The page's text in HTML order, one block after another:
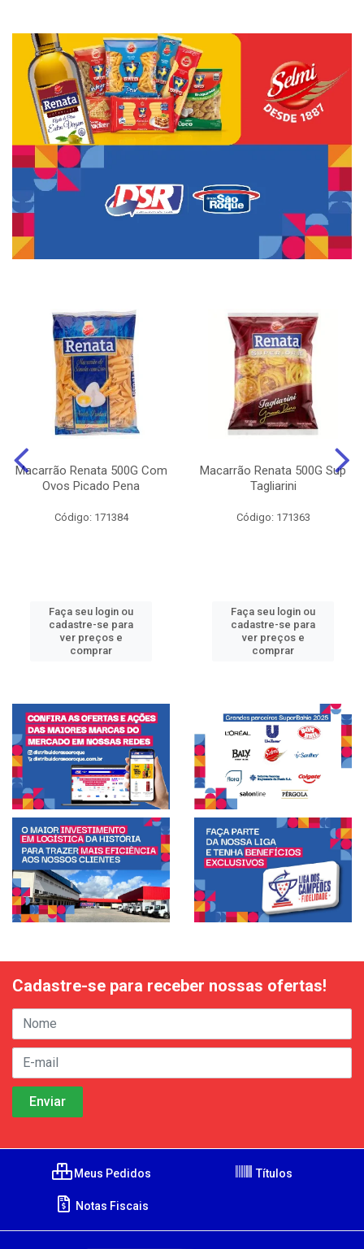
Macarrão Renata 500G Com
Ovos Picado Pena
Código: 171384
Faça seu login ou
cadastre-se para
ver preços e
comprar
Macarrão Renata 500G Sup
Tagliarini
Código: 171363
Faça seu login ou
cadastre-se para
ver preços e
comprar
Cadastre-se para receber nossas ofertas!
Meus Pedidos Títulos
Notas Fiscais